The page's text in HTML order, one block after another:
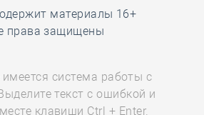
материалы 16+
права защищены
система работы с
текст с ошибкой и
клавиши Ctrl + Enter.